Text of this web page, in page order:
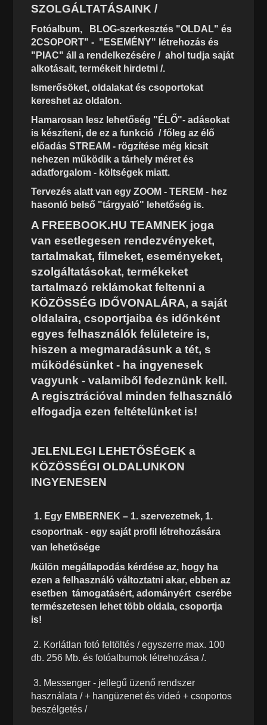
SZOLGÁLTATÁSAINK /
Fotóalbum, BLOG-szerkesztés "OLDAL" és
2CSOPORT" - "ESEMÉNY" létrehozás és
"PIAC" áll a rendelkezésére / ahol tudja saját
alkotásait, termékeit hirdetni /.
Ismerősöket, oldalakat és csoportokat
kereshet az oldalon.
Hamarosan lesz lehetőség "ÉLŐ"- adásokat
is készíteni, de ez a funkció / főleg az élő
előadás STREAM - rögzítése még kicsit
nehezen működik a tárhely méret és
adatforgalom - költségek miatt.
Tervezés alatt van egy ZOOM - TEREM - hez
hasonló belső "tárgyaló" lehetőség is.
A FREEBOOK.HU TEAMNEK joga
van esetlegesen rendezvényeket,
tartalmakat, filmeket, eseményeket,
szolgáltatásokat, termékeket
tartalmazó reklámokat feltenni a
KÖZÖSSÉG IDŐVONALÁRA, a saját
oldalaira, csoportjaiba és időnként
egyes felhasználók felületeire is,
hiszen a megmaradásunk a tét, s
működésünket - ha ingyenesek
vagyunk - valamiből fedeznünk kell.
A regisztrációval minden felhasználó
elfogadja ezen feltételünket is!
JELENLEGI LEHETŐSÉGEK a
KÖZÖSSÉGI OLDALUNKON
INGYENESEN
1. Egy EMBERNEK – 1. szervezetnek, 1.
csoportnak - egy saját profil létrehozására
van lehetősége
/külön megállapodás kérdése az, hogy ha
ezen a felhasználó változtatni akar, ebben az
esetben támogatásért, adományért cserébe
természetesen lehet több oldala, csoportja
is!
2. Korlátlan fotó feltöltés / egyszerre max. 100
db. 256 Mb. és fotóalbumok létrehozása /.
3. Messenger - jellegű üzenő rendszer
használata / + hangüzenet és videó + csoportos
beszélgetés /